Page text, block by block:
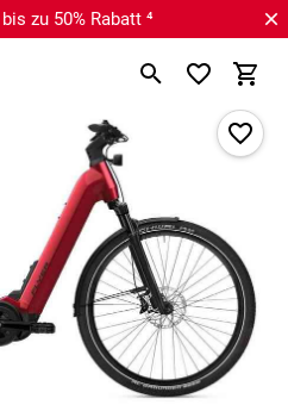
zu 50% Rabatt ⁴